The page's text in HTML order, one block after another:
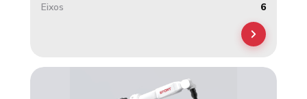
Eixos
6